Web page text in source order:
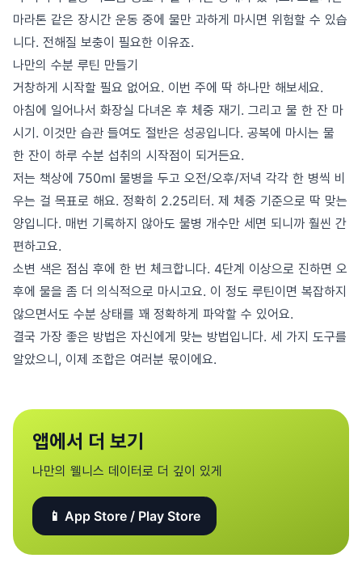
마라톤 같은 장시간 운동 중에 물만 과하게 마시면 위험할 수 있습
니다. 전해질 보충이 필요한 이유죠.
나만의 수분 루틴 만들기
거창하게 시작할 필요 없어요. 이번 주에 딱 하나만 해보세요.
아침에 일어나서 화장실 다녀온 후 체중 재기. 그리고 물 한 잔 마
시기. 이것만 습관 들여도 절반은 성공입니다. 공복에 마시는 물
한 잔이 하루 수분 섭취의 시작점이 되거든요.
저는 책상에 750ml 물병을 두고 오전/오후/저녁 각각 한 병씩 비
우는 걸 목표로 해요. 정확히 2.25리터. 제 체중 기준으로 딱 맞는
양입니다. 매번 기록하지 않아도 물병 개수만 세면 되니까 훨씬 간
편하고요.
소변 색은 점심 후에 한 번 체크합니다. 4단계 이상으로 진하면 오
후에 물을 좀 더 의식적으로 마시고요. 이 정도 루틴이면 복잡하지
않으면서도 수분 상태를 꽤 정확하게 파악할 수 있어요.
결국 가장 좋은 방법은 자신에게 맞는 방법입니다. 세 가지 도구를
알았으니, 이제 조합은 여러분 몫이에요.
앱에서 더 보기
나만의 웰니스 데이터로 더 깊이 있게
📱 App Store / Play Store